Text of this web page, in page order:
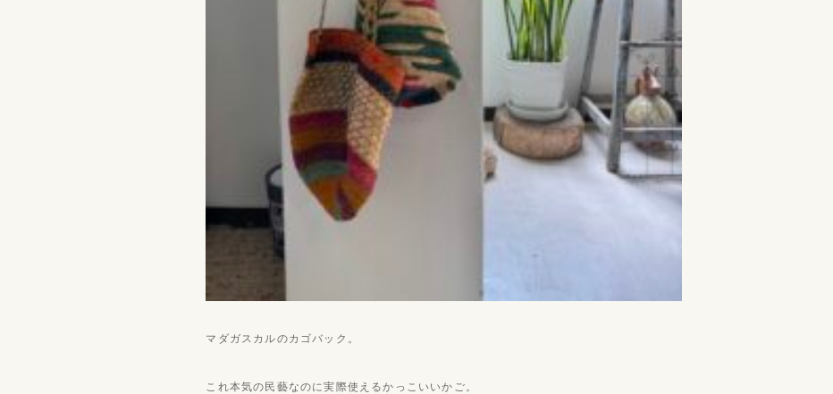
マダガスカルのカゴバック。
これ本気の民藝なのに実際使えるかっこいいかご。